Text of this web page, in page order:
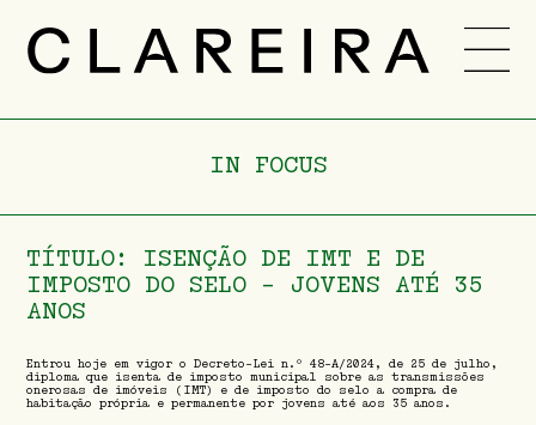
EQUIPA
CARREIRA
NOVIDADES
PT
ENG
IN FOCUS
TÍTULO: ISENÇÃO DE IMT E DE
IMPOSTO DO SELO - JOVENS ATÉ 35
ANOS
Entrou hoje em vigor o Decreto-Lei n.º 48-A/2024, de 25 de julho,
diploma que isenta de imposto municipal sobre as transmissões
onerosas de imóveis (IMT) e de imposto do selo a compra de
habitação própria e permanente por jovens até aos 35 anos.